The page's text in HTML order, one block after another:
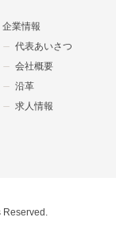
企業情報
代表あいさつ
会社概要
沿革
求人情報
Reserved.